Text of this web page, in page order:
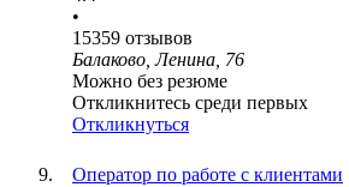
•
15359 отзывов
Балаково, Ленина, 76
Можно без резюме
Откликнитесь среди первых
Откликнуться
Оператор по работе с клиентами